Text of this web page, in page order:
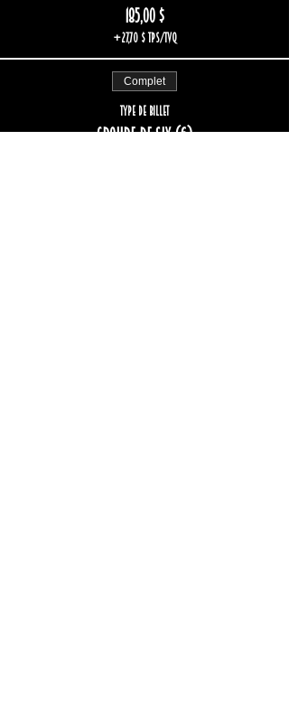
185,00 $
+27,70 $ TPS/TVQ
Complet
Type de billet
Groupe de six (6)